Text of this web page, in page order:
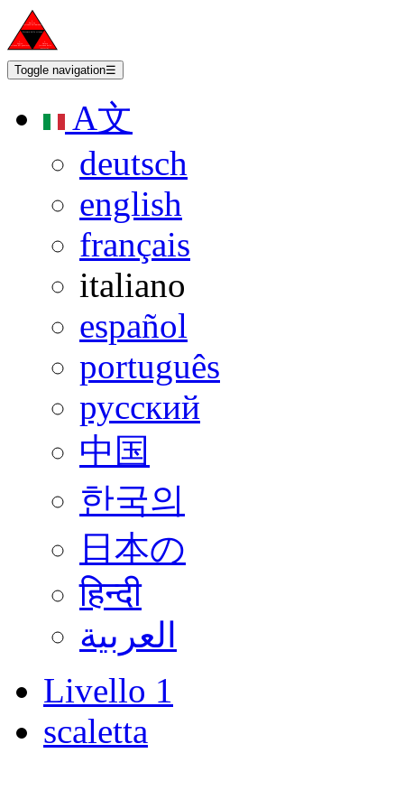
Toggle navigation☰
A文
deutsch
english
français
italiano
español
português
русский
中国
한국의
日本の
हिन्दी
العربية
Livello 1
scaletta